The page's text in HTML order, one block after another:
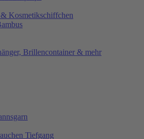
Kosmetikschiffchen
Brillencontainer & mehr
Tiefgang